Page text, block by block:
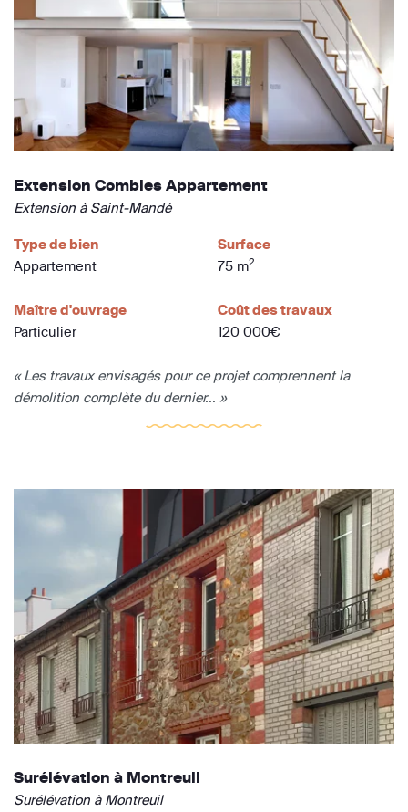
Extension Combles Appartement
Extension à Saint-Mandé
Type de bien
Appartement
Surface
75 m2
Maître d'ouvrage
Particulier
Coût des travaux
120 000€
« Les travaux envisagés pour ce projet comprennent la
démolition complète du dernier... »
Surélévation à Montreuil
Surélévation à Montreuil